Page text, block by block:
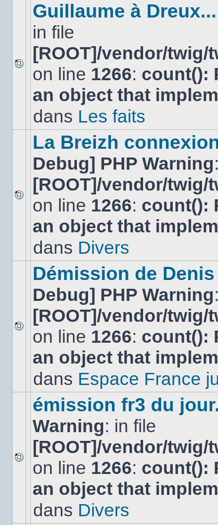
Aucun
nouveau
message
non-
dans
Guillaume à Dreux...
in file
[ROOT]/vendor/
on line 1266: count():
an object that
dans Les faits
Aucun
nouveau
message
non-
dans
La Breizh
Debug] PHP Warning
[ROOT]/vendor/
on line 1266: count():
an object that
dans Divers
Aucun
nouveau
message
non-
dans
sujet.
Démission de
Debug] PHP Warning
[ROOT]/vendor/
on line 1266: count():
an object that
dans Espace France
Aucun
nouveau
message
non-
dans
émission fr3 du
Warning: in file
[ROOT]/vendor/
on line 1266: count():
an object that
dans Divers